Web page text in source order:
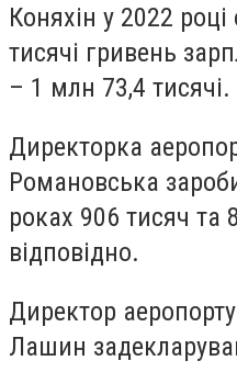
Коняхін у 2022
тисячі гривень
– 1 млн 73,4 тисячі.
Директорка
Романовська
роках 906 тисяч та
відповідно.
Директор
Лашин